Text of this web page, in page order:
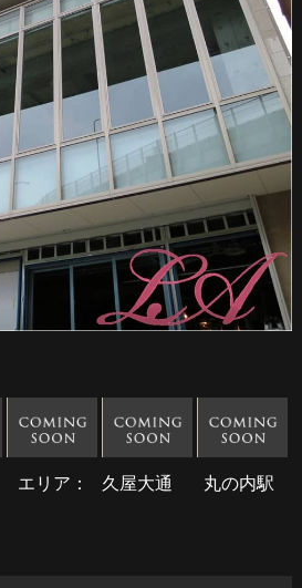
エリア： 久屋大通 丸の内駅